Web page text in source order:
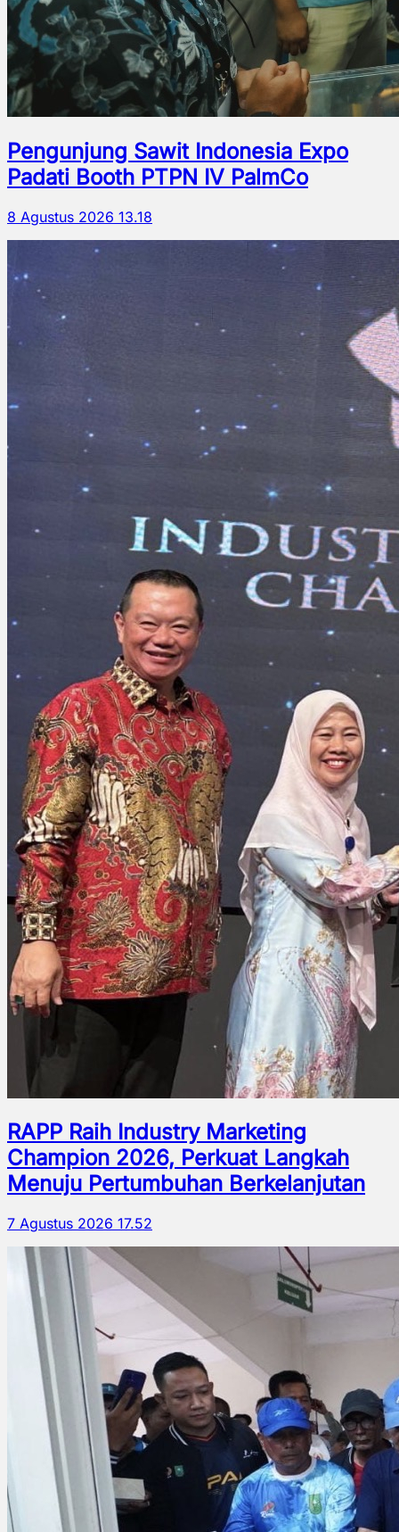
Pengunjung Sawit Indonesia Expo
Padati Booth PTPN IV PalmCo
8 Agustus 2026 13.18
RAPP Raih Industry Marketing
Champion 2026, Perkuat Langkah
Menuju Pertumbuhan Berkelanjutan
7 Agustus 2026 17.52